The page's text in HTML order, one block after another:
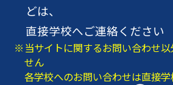
どは、
直接学校へご連絡ください
当サイトに関するお問い合わせ
せん
各学校へのお問い合わせは直接